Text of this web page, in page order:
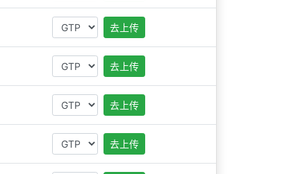
去上传
去上传
去上传
去上传